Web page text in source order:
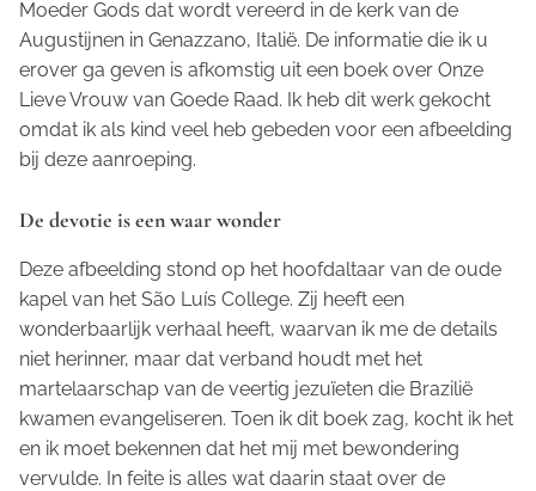
Moeder Gods dat wordt vereerd in de kerk van de
Augustijnen in Genazzano, Italië. De informatie die ik u
erover ga geven is afkomstig uit een boek over Onze
Lieve Vrouw van Goede Raad. Ik heb dit werk gekocht
omdat ik als kind veel heb gebeden voor een afbeelding
bij deze aanroeping.
De devotie is een waar wonder
Deze afbeelding stond op het hoofdaltaar van de oude
kapel van het São Luís College. Zij heeft een
wonderbaarlijk verhaal heeft, waarvan ik me de details
niet herinner, maar dat verband houdt met het
martelaarschap van de veertig jezuïeten die Brazilië
kwamen evangeliseren. Toen ik dit boek zag, kocht ik het
en ik moet bekennen dat het mij met bewondering
vervulde. In feite is alles wat daarin staat over de